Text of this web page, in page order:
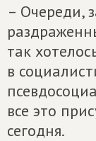
– Очереди,
так
в
все это
сегодня.